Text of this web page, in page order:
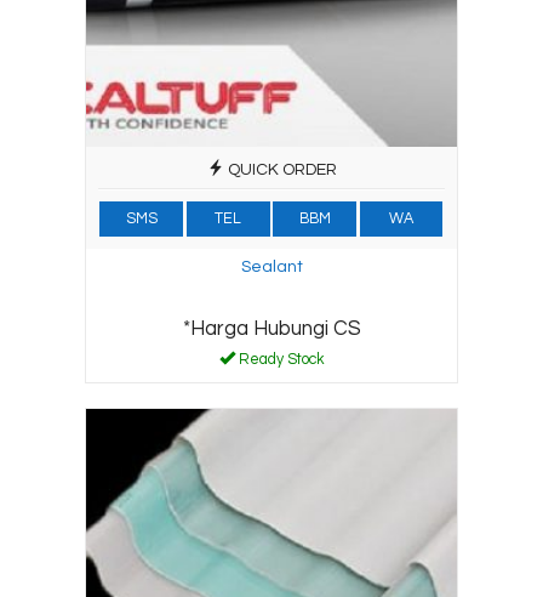
QUICK ORDER
SMS TEL BBM WA
Sealant
*Harga Hubungi CS
Ready Stock